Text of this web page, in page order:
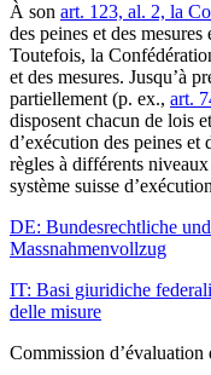
À son art. 123, al. 2, la
des peines et des
Toutefois, la
et des mesures. Jusqu’à
partiellement (p. ex., art.
disposent chacun de lois
d’exécution des peines et
règles à différents
système suisse
DE: Bundesrechtliche
Massnahmenvollzug
IT: Basi giuridiche
delle misure
Commission d’évaluation